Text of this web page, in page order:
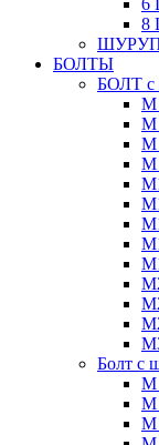
6
8
БОЛТЫ
БОЛТ с
М
М
М
М
Болт с
М
М
М